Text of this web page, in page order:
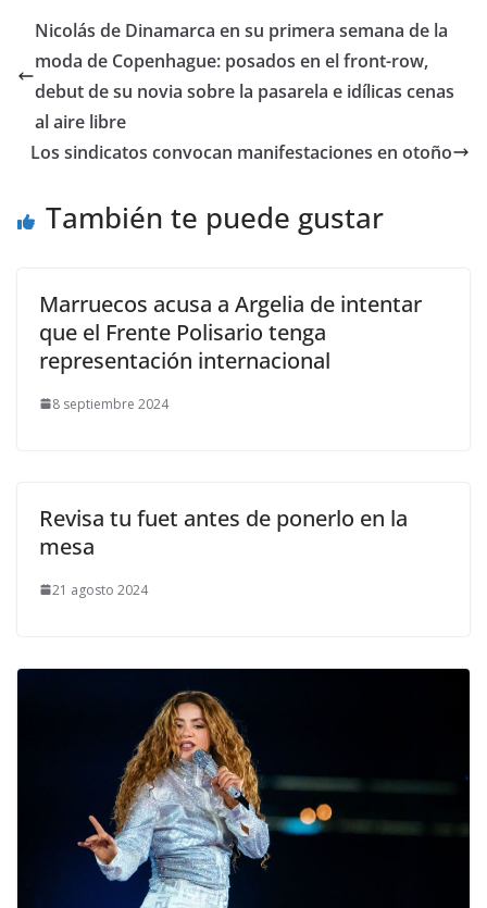
​Nicolás de Dinamarca en su primera semana de la
moda de Copenhague: posados en el front-row,
debut de su novia sobre la pasarela e idílicas cenas
al aire libre
Los sindicatos convocan manifestaciones en otoño
También te puede gustar
Marruecos acusa a Argelia de intentar
que el Frente Polisario tenga
representación internacional
8 septiembre 2024
Revisa tu fuet antes de ponerlo en la
mesa
21 agosto 2024